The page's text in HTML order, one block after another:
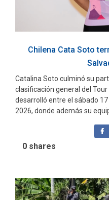
Chilena Cata Soto
Catalina Soto culminó su
clasificación general del
desarrolló entre el sábado
2026, donde además su
0 shares